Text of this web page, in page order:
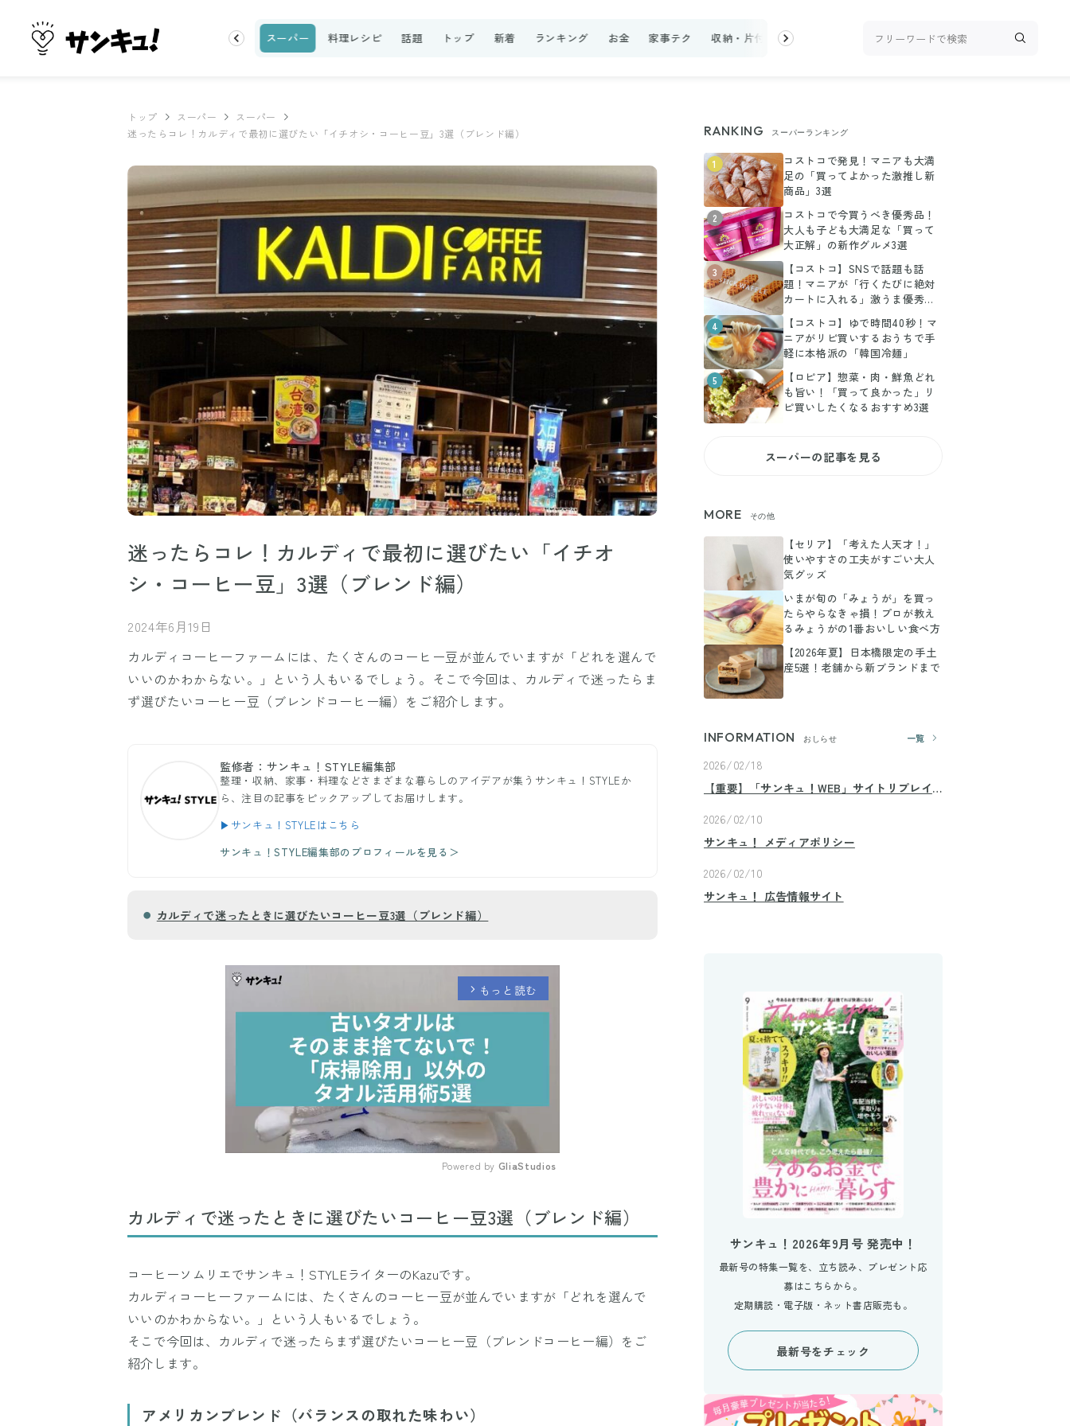
収納・片付け ビューティ 100均・雑貨 スーパー 料理レシピ 話題 トップ 新着 ランキング お金 家事テク 収納・片付け 100均・雑貨 スーパー 料理レシピ
トップ スーパー
スーパー
迷ったらコレ！カルディで最初に選びたい「イチオシ・コーヒー豆」3選（ブレンド編）
迷ったらコレ！カルディで最初に選びたい「イチオ
シ・コーヒー豆」3選（ブレンド編）
2024年6月19日
カルディコーヒーファームには、たくさんのコーヒー豆が並んでいますが「どれを選んで
いいのかわからない。」という人もいるでしょう。そこで今回は、カルディで迷ったらま
ず選びたいコーヒー豆（ブレンドコーヒー編）をご紹介します。
監修者：サンキュ！STYLE編集部
整理・収納、家事・料理などさまざまな暮らしのアイデアが集うサンキュ！STYLEか
ら、注目の記事をピックアップしてお届けします。
▶サンキュ！STYLEはこちら
サンキュ！STYLE編集部のプロフィールを見る＞
カルディで迷ったときに選びたいコーヒー豆3選（ブレンド編）
arrow_forward_ios もっと読む
Mute
Powered by GliaStudios
カルディで迷ったときに選びたいコーヒー豆3選（ブレンド編）
コーヒーソムリエでサンキュ！STYLEライターのKazuです。
カルディコーヒーファームには、たくさんのコーヒー豆が並んでいますが「どれを選んで
いいのかわからない。」という人もいるでしょう。
そこで今回は、カルディで迷ったらまず選びたいコーヒー豆（ブレンドコーヒー編）をご
紹介します。
アメリカンブレンド（バランスの取れた味わい）
RANKING スーパーランキング
1
コストコで発見！マニアも大満
足の「買ってよかった激推し新
商品」3選
2
コストコで今買うべき優秀品！
大人も子ども大満足な「買って
大正解」の新作グルメ3選
3
【コストコ】SNSで話題も話
題！マニアが「行くたびに絶対
カートに入れる」激うま優秀グ
4
【コストコ】ゆで時間40秒！マ
ニアがリピ買いするおうちで手
軽に本格派の「韓国冷麺」
5
【ロピア】惣菜・肉・鮮魚どれ
も旨い！「買って良かった」リ
ピ買いしたくなるおすすめ3選
スーパーの記事を見る
MORE その他
【セリア】「考えた人天才！」
使いやすさの工夫がすごい大人
気グッズ
いまが旬の「みょうが」を買っ
たらやらなきゃ損！プロが教え
るみょうがの1番おいしい食べ方
【2026年夏】日本橋限定の手土
産5選！老舗から新ブランドまで
INFORMATION おしらせ 一覧
2026/02/18
【重要】「サンキュ！WEB」サイトリプレイ
2026/02/10
サンキュ！ メディアポリシー
2026/02/10
サンキュ！ 広告情報サイト
サンキュ！2026年9月号 発売中！
最新号の特集一覧を、立ち読み、プレゼント応
募はこちらから。
定期購読・電子版・ネット書店販売も。
最新号をチェック